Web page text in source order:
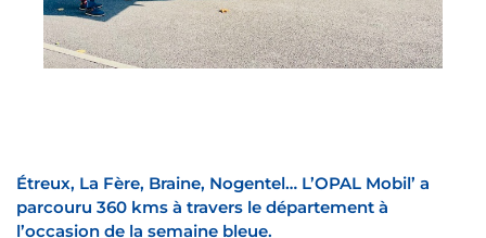
Étreux, La Fère, Braine, Nogentel… L’OPAL Mobil’ a
parcouru 360 kms à travers le département à
l’occasion de la semaine bleue.